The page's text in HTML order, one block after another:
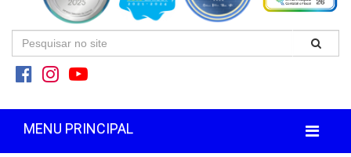
MENU PRINCIPAL